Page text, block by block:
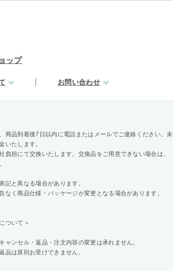
ップ
お問い合わせ
商品到着後7日以内に電話またはメールでご連絡ください。未
いたします。
負担にて交換いたします。交換品をご用意できない場合は、
と異なる場合があります。
く商品仕様・パッケージが変更となる場合があります。
ついて＞
ャンセル・返品・注文内容の変更は承れません。
品は原則お受けできません。